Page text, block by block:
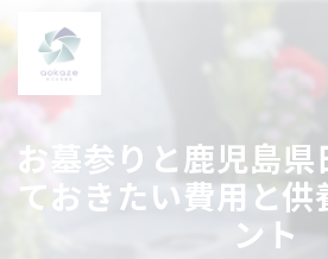
お墓参りと鹿児島県
ておきたい費用と供
ント